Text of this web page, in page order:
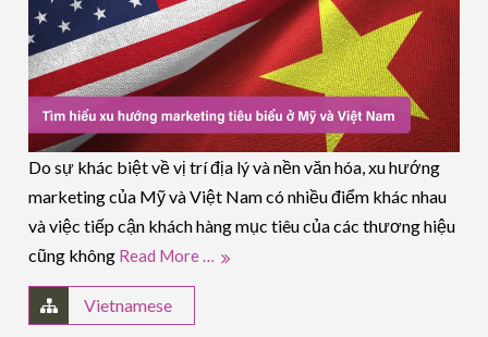
Do sự khác biệt về vị trí địa lý và nền văn hóa, xu hướng
marketing của Mỹ và Việt Nam có nhiều điểm khác nhau
và việc tiếp cận khách hàng mục tiêu của các thương hiệu
cũng không Read More …
Vietnamese